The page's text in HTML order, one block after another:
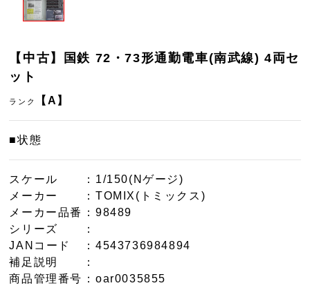
【中古】国鉄 72・73形通勤電車(南武線) 4両セ
ット
ランク 【A】
■状態
スケール
：1/150(Nゲージ)
メーカー
：TOMIX(トミックス)
メーカー品番
：98489
シリーズ
：
JANコード
：4543736984894
補足説明
：
商品管理番号 ：oar0035855